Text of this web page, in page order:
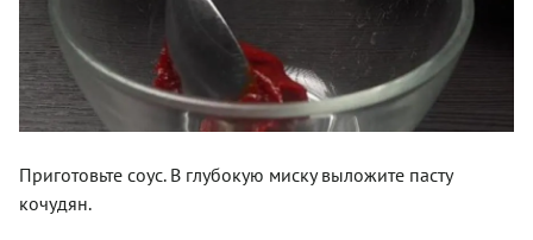
Приготовьте соус. В глубокую миску выложите пасту
кочудян.